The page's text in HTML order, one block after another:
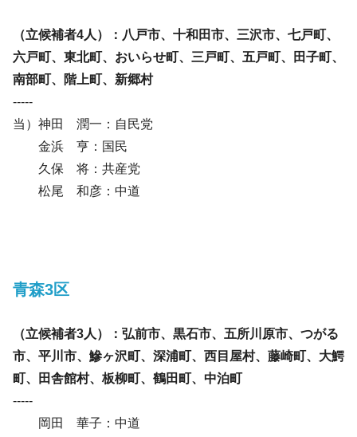
（立候補者4人）：八戸市、十和田市、三沢市、七戸町、
六戸町、東北町、おいらせ町、三戸町、五戸町、田子町、
南部町、階上町、新郷村
-----
当）神田 潤一：自民党
金浜 亨：国民
久保 将：共産党
松尾 和彦：中道
青森3区
（立候補者3人）：弘前市、黒石市、五所川原市、つがる
市、平川市、鰺ヶ沢町、深浦町、西目屋村、藤崎町、大鰐
町、田舎館村、板柳町、鶴田町、中泊町
-----
岡田 華子：中道